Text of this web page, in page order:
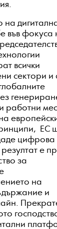
на
във фокуса
всички
сектори и
работни
ЕС
цифрова
е
за
на
и